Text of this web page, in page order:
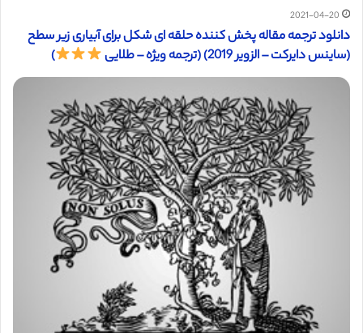
2021-04-20
دانلود ترجمه مقاله پخش کننده حلقه ای شکل برای آبیاری زیر سطح
(ساینس دایرکت – الزویر 2019) (ترجمه ویژه – طلایی
)